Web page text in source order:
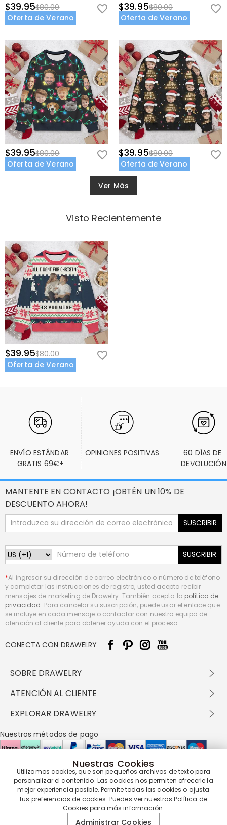
$39.95$80.00
Oferta de Verano
$39.95$80.00
Oferta de Verano
$39.95$80.00
Oferta de Verano
$39.95$80.00
Oferta de Verano
Ver Más
Visto Recientemente
$39.95$80.00
Oferta de Verano
ENVÍO ESTÁNDAR
GRATIS 69€+
OPINIONES POSITIVAS
60 DÍAS DE
DEVOLUCIÓN
MANTENTE EN CONTACTO ¡OBTÉN UN 10% DE
DESCUENTO AHORA!
SUSCRIBIR
SUSCRIBIR
*Al ingresar su dirección de correo electrónico o número de teléfono
y completar las instrucciones de registro, usted acepta recibir
mensajes de marketing de Drawelry. También acepta la política de
privacidad. Para cancelar su suscripción, puede usar el enlace que
se incluye en cada mensaje o contactar con nuestro equipo de
atención al cliente para obtener ayuda con el proceso.
CONECTA CON DRAWELRY
SOBRE DRAWELRY
Sobre nosotros
política de privacidad
Preguntas frecuentes
ATENCIÓN AL CLIENTE
Envío y entrega
Devolución en 60 días
Cómo cuidar
EXPLORAR DRAWELRY
Drawelry Prime
Programa de Recompensas
Nuestros métodos de pago
Nuestros socios de entrega
Nuestra garantía de servicio
Nuestras Cookies
Utilizamos cookies, que son pequeños archivos de texto para
personalizar el contenido. Las cookies nos permiten ofrecerle la
mejor experiencia posible. Permite todas las cookies o ajusta
tus preferencias de cookies. Puedes ver nuestrasPolítica de
Cookies para más información.
Administrar Cookies